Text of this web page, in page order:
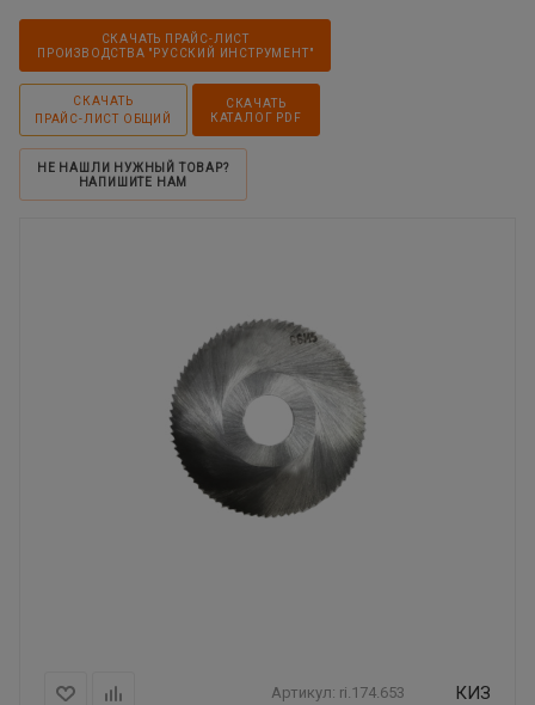
СКАЧАТЬ ПРАЙС-ЛИСТ
ПРОИЗВОДСТВА "РУССКИЙ ИНСТРУМЕНТ"
СКАЧАТЬ
ПРАЙС-ЛИСТ ОБЩИЙ
СКАЧАТЬ
КАТАЛОГ PDF
НЕ НАШЛИ НУЖНЫЙ ТОВАР?
НАПИШИТЕ НАМ
Артикул: ri.174.653 КИЗ